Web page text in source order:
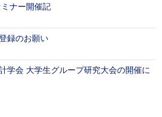
ナー開催記
録のお願い
学会 大学生グループ研究大会の開催に